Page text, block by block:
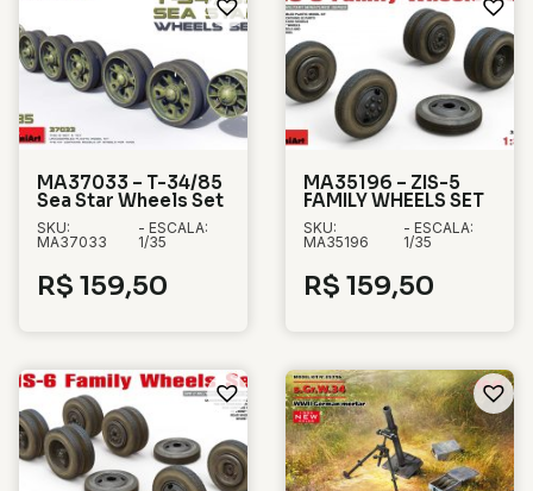
MA37033 – T-34/85
Sea Star Wheels Set
SKU:
MA37033
- ESCALA:
1/35
R$ 159,50
MA35196 – ZIS-5
FAMILY WHEELS SET
SKU:
MA35196
- ESCALA:
1/35
R$ 159,50